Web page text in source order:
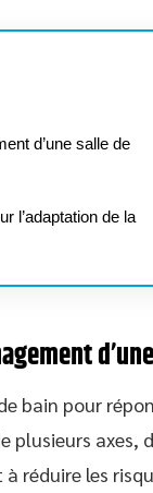
d’une salle de
l’adaptation de la
bain pour
plusieurs axes,
réduire les